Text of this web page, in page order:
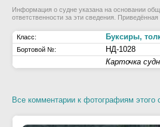
Информация о судне указана на основании
ответственности за эти сведения.
Класс: Буксиры,
Бортовой №:
НД-1028
Карточка
Все комментарии к фотографиям этого